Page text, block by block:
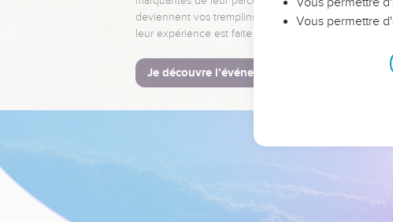
deviennent vos tremplins. Que vous guidiez un
leur expérience est faite pour vous.
Je découvre l’événement
Vous permettre